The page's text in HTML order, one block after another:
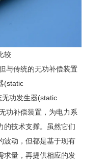
较
与传统的无功补偿装置
(static
功发生器(static
功补偿装置，为电力系
的技术支撑。虽然它们
波动，但都是基于现有
求量，再提供相应的发